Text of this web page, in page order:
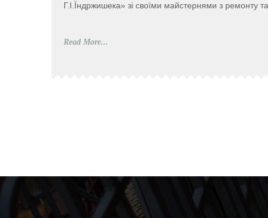
Г.І.Їндржишека» зі своїми майстернями з ремонту
Read More...